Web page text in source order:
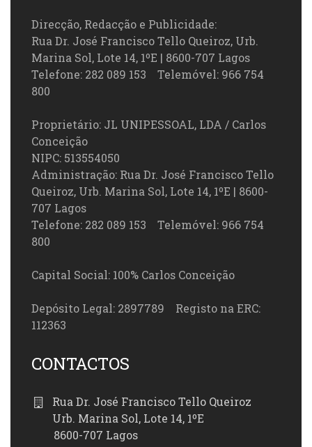
Direcção, Redacção e Publicidade:
Rua Dr. José Francisco Tello Queiroz, Urb.
Marina Sol, Lote 14, 1ºE | 8600-707 Lagos
Telefone: 282 089 153 Telemóvel: 966 754
800
Proprietário: JL UNIPESSOAL, LDA / Carlos
Conceição
NIPC: 513554050
Administração: Rua Dr. José Francisco Tello
Queiroz, Urb. Marina Sol, Lote 14, 1ºE | 8600-
707 Lagos
Telefone: 282 089 153 Telemóvel: 966 754
800
Capital Social: 100% Carlos Conceição
Depósito Legal: 2897789 Registo na ERC:
112363
CONTACTOS
Rua Dr. José Francisco Tello Queiroz
Urb. Marina Sol, Lote 14, 1ºE
8600-707 Lagos